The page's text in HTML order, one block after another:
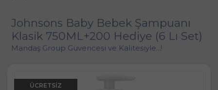
Johnsons Baby Bebek Şampuanı
Klasik 750ML+200 Hediye (6 Lı Set)
Mandaş Group Güvencesi ve Kalitesiyle...!
ÜCRETSIZ